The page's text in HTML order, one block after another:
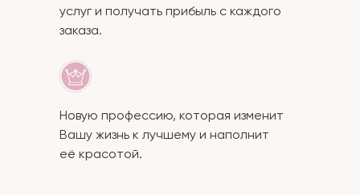
услуг и получать прибыль с каждого
заказа.
Новую профессию, которая изменит
Вашу жизнь к лучшему и наполнит
её красотой.